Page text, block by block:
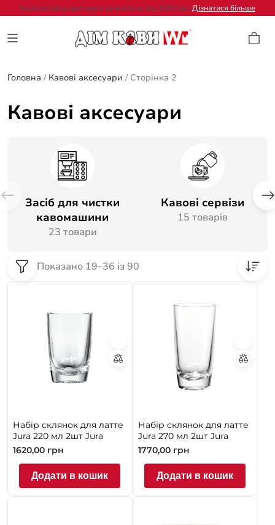
Безкоштовна доставка замовлень від 2000 грн. Дізнатися більше
Головна / Кавові аксесуари / Сторінка 2
Кавові аксесуари
Засіб для чистки
кавомашини
23 товари
Кавові сервізи
15 товарів
Показано 19–36 із 90
Набір склянок для латте
Jura 220 мл 2шт Jura
1620,00 грн
Додати в кошик
Набір склянок для латте
Jura 270 мл 2шт Jura
1770,00 грн
Додати в кошик